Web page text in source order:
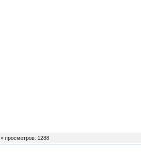
» просмотров: 1288